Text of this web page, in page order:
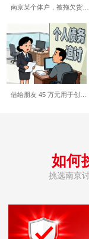
南京某个体户，被拖欠货…
借给朋友 45 万元用于创…
如何
挑选南京